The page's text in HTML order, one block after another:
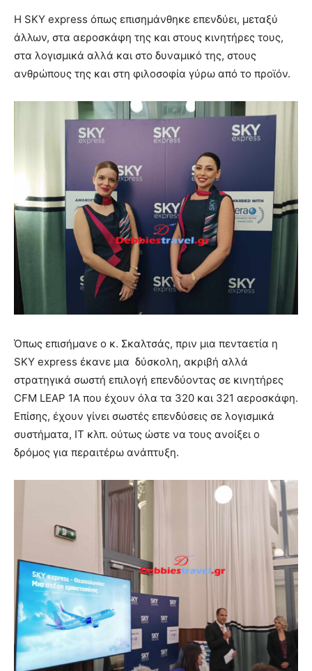
Η SKY express όπως επισημάνθηκε επενδύει, μεταξύ
άλλων, στα αεροσκάφη της και στους κινητήρες τους,
στα λογισμικά αλλά και στο δυναμικό της, στους
ανθρώπους της και στη φιλοσοφία γύρω από το προϊόν.
Όπως επισήμανε ο κ. Σκαλτσάς, πριν μια πενταετία η
SKY express έκανε μια δύσκολη, ακριβή αλλά
στρατηγικά σωστή επιλογή επενδύοντας σε κινητήρες
CFM LEAP 1A που έχουν όλα τα 320 και 321 αεροσκάφη.
Επίσης, έχουν γίνει σωστές επενδύσεις σε λογισμικά
συστήματα, ΙΤ κλπ. ούτως ώστε να τους ανοίξει ο
δρόμος για περαιτέρω ανάπτυξη.